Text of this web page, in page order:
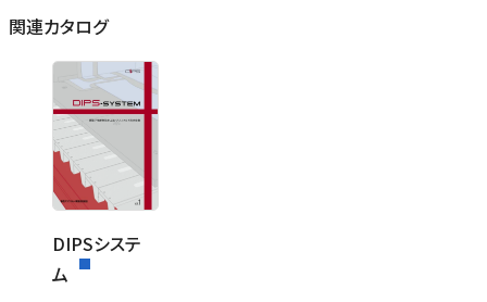
関連カタログ
DIPSシステ
ム